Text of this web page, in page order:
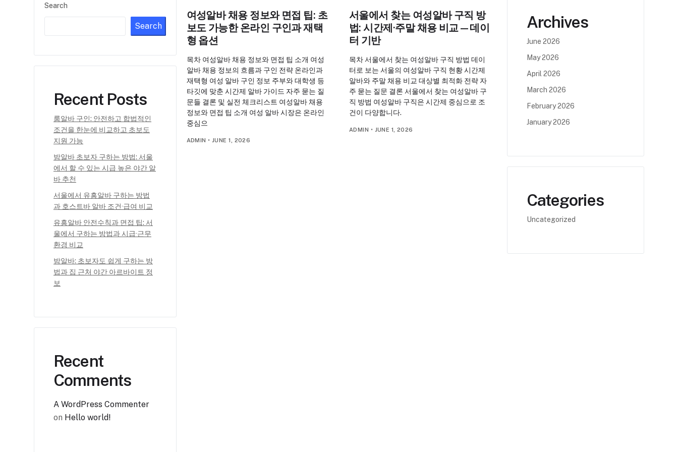
Search
Search
Recent Posts
룸알바 구인: 안전하고 합법적인
조건을 한눈에 비교하고 초보도
지원 가능
밤알바 초보자 구하는 방법: 서울
에서 할 수 있는 시급 높은 야간 알
바 추천
서울에서 유흥알바 구하는 방법
과 호스트바 알바 조건·급여 비교
유흥알바 안전수칙과 면접 팁: 서
울에서 구하는 방법과 시급·근무
환경 비교
밤알바: 초보자도 쉽게 구하는 방
법과 집 근처 야간 아르바이트 정
보
Recent
Comments
A WordPress Commenter
on Hello world!
여성알바 채용 정보와 면접 팁: 초
보도 가능한 온라인 구인과 재택
형 옵션
목차 여성알바 채용 정보와 면접 팁 소개 여성
알바 채용 정보의 흐름과 구인 전략 온라인과
재택형 여성 알바 구인 정보 주부와 대학생 등
타깃에 맞춘 시간제 알바 가이드 자주 묻는 질
문들 결론 및 실전 체크리스트 여성알바 채용
정보와 면접 팁 소개 여성 알바 시장은 온라인
중심으
ADMIN • JUNE 1, 2026
서울에서 찾는 여성알바 구직 방
법: 시간제·주말 채용 비교—데이
터 기반
목차 서울에서 찾는 여성알바 구직 방법 데이
터로 보는 서울의 여성알바 구직 현황 시간제
알바와 주말 채용 비교 대상별 최적화 전략 자
주 묻는 질문 결론 서울에서 찾는 여성알바 구
직 방법 여성알바 구직은 시간제 중심으로 조
건이 다양합니다.
ADMIN • JUNE 1, 2026
Archives
June 2026
May 2026
April 2026
March 2026
February 2026
January 2026
Categories
Uncategorized